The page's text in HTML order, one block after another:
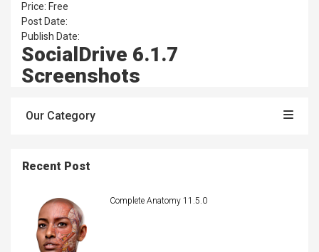
Price: Free
Post Date:
Publish Date:
SocialDrive 6.1.7
Screenshots
Our Category
Recent Post
Complete Anatomy 11.5.0